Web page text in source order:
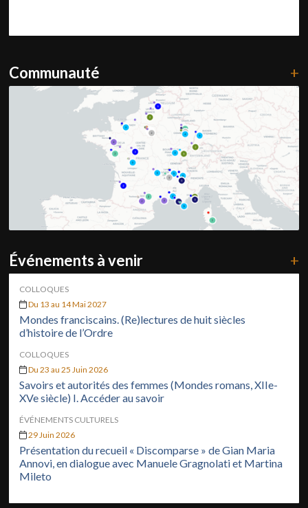
Communauté +
Événements à venir +
COLLOQUES
Du 13 au 14 Mai 2027
Mondes franciscains. (Re)lectures de huit siècles
d’histoire de l’Ordre
COLLOQUES
Du 23 au 25 Juin 2026
Savoirs et autorités des femmes (Mondes romans, XIIe-
XVe siècle) I. Accéder au savoir
ÉVÉNEMENTS CULTURELS
29 Juin 2026
Présentation du recueil « Discomparse » de Gian Maria
Annovi, en dialogue avec Manuele Gragnolati et Martina
Mileto